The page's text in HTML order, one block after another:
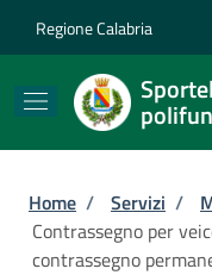
Regione Calabria
Briciole di
Home / Servizi /
Contrassegno per
contrassegno